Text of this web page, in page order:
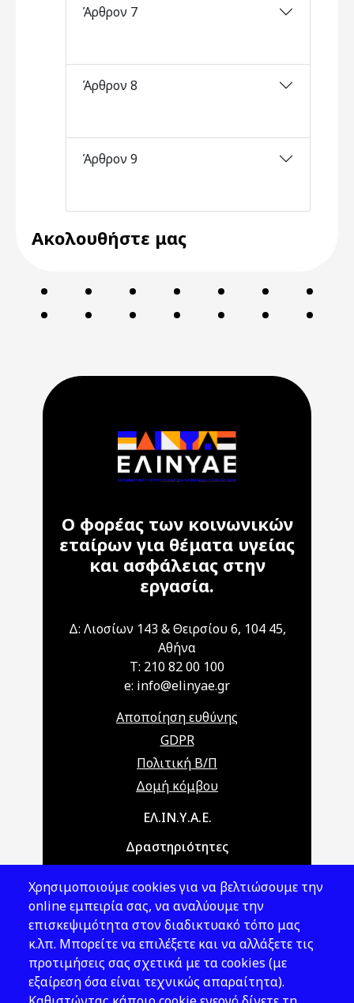
Άρθρον 7
Άρθρον 8
Άρθρον 9
Ακολουθήστε μας
Ο φορέας των κοινωνικών
εταίρων για θέματα υγείας
και ασφάλειας στην
εργασία.
Δ: Λιοσίων 143 & Θειρσίου 6, 104 45,
Αθήνα
T: 210 82 00 100
e: info@elinyae.gr
Αποποίηση ευθύνης
GDPR
Πολιτική Β/Π
Δομή κόμβου
Main navigationΕΛ.ΙΝ.Υ.Α.Ε.
Δραστηριότητες
Νομοθεσία
Εκδόσεις
Νέα - Εκδηλώσεις
Ακολουθήστε μας
Χρησιμοποιούμε cookies για να βελτιώσουμε την
online εμπειρία σας, να αναλύουμε την
επισκεψιμότητα στον διαδικτυακό τόπο μας
κ.λπ. Μπορείτε να επιλέξετε και να αλλάξετε τις
προτιμήσεις σας σχετικά με τα cookies (με
εξαίρεση όσα είναι τεχνικώς απαραίτητα).